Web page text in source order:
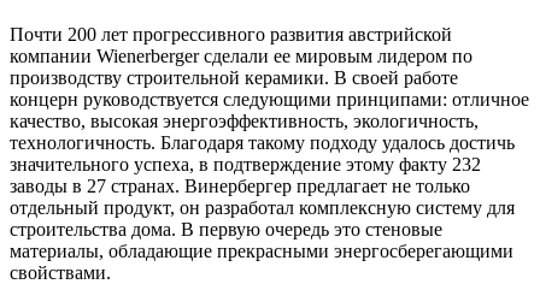
Почти 200 лет прогрессивного развития австрийской
компании Wienerberger сделали ее мировым лидером по
производству строительной керамики. В своей работе
концерн руководствуется следующими принципами: отличное
качество, высокая энергоэффективность, экологичность,
технологичность. Благодаря такому подходу удалось достичь
значительного успеха, в подтверждение этому факту 232
заводы в 27 странах. Винербергер предлагает не только
отдельный продукт, он разработал комплексную систему для
строительства дома. В первую очередь это стеновые
материалы, обладающие прекрасными энергосберегающими
свойствами.